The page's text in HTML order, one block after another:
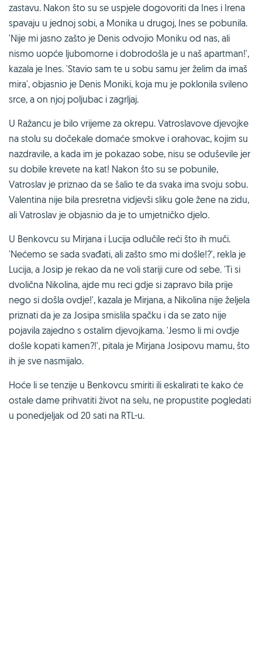
zastavu. Nakon što su se uspjele dogovoriti da Ines i Irena
spavaju u jednoj sobi, a Monika u drugoj, Ines se pobunila.
'Nije mi jasno zašto je Denis odvojio Moniku od nas, ali
nismo uopće ljubomorne i dobrodošla je u naš apartman!',
kazala je Ines. 'Stavio sam te u sobu samu jer želim da imaš
mira', objasnio je Denis Moniki, koja mu je poklonila svileno
srce, a on njoj poljubac i zagrljaj.
U Ražancu je bilo vrijeme za okrepu. Vatroslavove djevojke
na stolu su dočekale domaće smokve i orahovac, kojim su
nazdravile, a kada im je pokazao sobe, nisu se oduševile jer
su dobile krevete na kat! Nakon što su se pobunile,
Vatroslav je priznao da se šalio te da svaka ima svoju sobu.
Valentina nije bila presretna vidjevši sliku gole žene na zidu,
ali Vatroslav je objasnio da je to umjetničko djelo.
U Benkovcu su Mirjana i Lucija odlučile reći što ih muči.
'Nećemo se sada svađati, ali zašto smo mi došle!?', rekla je
Lucija, a Josip je rekao da ne voli stariji cure od sebe. 'Ti si
dvolična Nikolina, ajde mu reci gdje si zapravo bila prije
nego si došla ovdje!', kazala je Mirjana, a Nikolina nije željela
priznati da je za Josipa smislila spačku i da se zato nije
pojavila zajedno s ostalim djevojkama. 'Jesmo li mi ovdje
došle kopati kamen?!', pitala je Mirjana Josipovu mamu, što
ih je sve nasmijalo.
Hoće li se tenzije u Benkovcu smiriti ili eskalirati te kako će
ostale dame prihvatiti život na selu, ne propustite pogledati
u ponedjeljak od 20 sati na RTL-u.